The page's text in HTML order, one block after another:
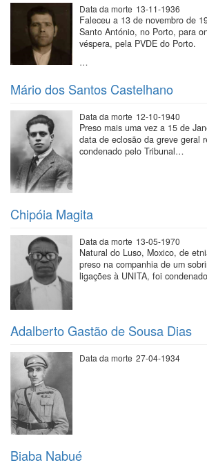
Data da morte 13-11-1936
Faleceu a 13 de novembro de
Santo António, no Porto, para
véspera, pela PVDE do Porto.
…
Mário dos Santos Castelhano
Data da morte 12-10-1940
Preso mais uma vez a 15 de
data de eclosão da greve geral
condenado pelo Tribunal…
Chipóia Magita
Data da morte 13-05-1970
Natural do Luso, Moxico, de
preso na companhia de um
ligações à UNITA, foi
Adalberto Gastão de Sousa Dias
Data da morte 27-04-1934
Biaba Nabué